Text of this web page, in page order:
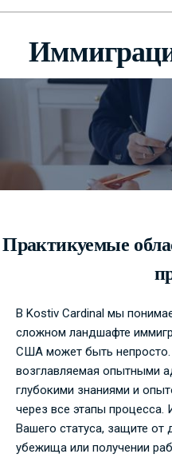
Практикуемые
В Kostiv Cardinal мы
сложном ландшафте
США может быть
возглавляемая опытными
глубокими знаниями и
через все этапы процесса.
Вашего статуса, защите от
убежища или получении